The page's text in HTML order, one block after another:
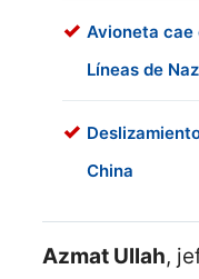
Avioneta cae
Líneas de
China
Azmat Ullah,